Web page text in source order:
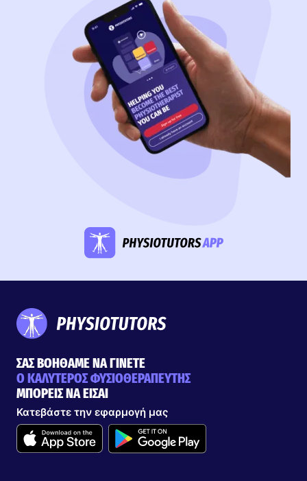
ΣΑΣ ΒΟΗΘΑΜΕ ΝΑ ΓΙΝΕΤΕ
Ο ΚΑΛΥΤΕΡΟΣ ΦΥΣΙΟΘΕΡΑΠΕΥΤΗΣ
ΜΠΟΡΕΙΣ ΝΑ ΕΙΣΑΙ
Κατεβάστε την εφαρμογή μας